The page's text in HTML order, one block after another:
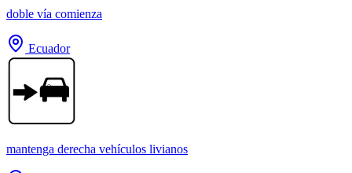
doble vía comienza
Ecuador
mantenga derecha vehículos livianos